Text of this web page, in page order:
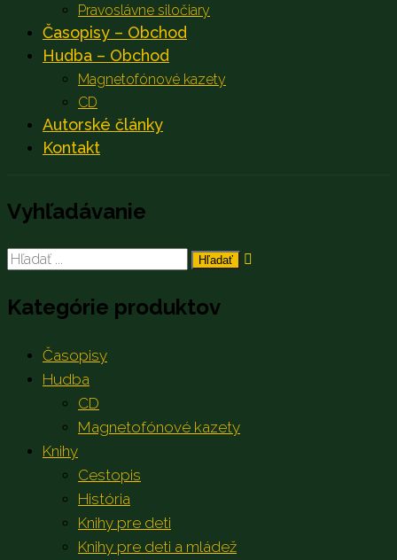
Pravoslávne siločiary
Časopisy – Obchod
Hudba – Obchod
Magnetofónové kazety
CD
Autorské články
Kontakt
Vyhľadávanie
Search
Kategórie produktov
Časopisy
Hudba
CD
Magnetofónové kazety
Knihy
Cestopis
História
Knihy pre deti
Knihy pre deti a mládež